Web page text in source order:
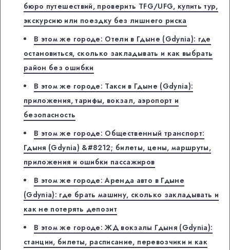
бюро путешествий, проверить TFG/UFG, купить тур,
экскурсию или поездку без лишнего риска
В этом же городе: Отели в Гдыне (Gdynia): где
остановиться, сколько закладывать и как выбрать
район без ошибки
В этом же городе: Такси в Гдыне (Gdynia):
приложения, тарифы, вокзал, аэропорт и
безопасность
В этом же городе: Общественный транспорт:
Гдыня (Gdynia) &#8212; билеты, цены, маршруты,
приложения и ошибки пассажиров
В этом же городе: Аренда авто в Гдыне
(Gdynia): где брать машину, сколько закладывать и
как не потерять депозит
В этом же городе: ЖД вокзалы Гдыня (Gdynia):
станции, билеты, расписание, перевозчики и как